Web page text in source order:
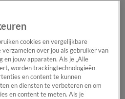
Het beste van Hart
Tip de
cookies en vergelijkbare
over jou als gebruiker van
en jouw apparaten. Als je „Alle
worden trackingtechnologieën
en content te kunnen
en diensten te verbeteren en om
en content te meten. Als je